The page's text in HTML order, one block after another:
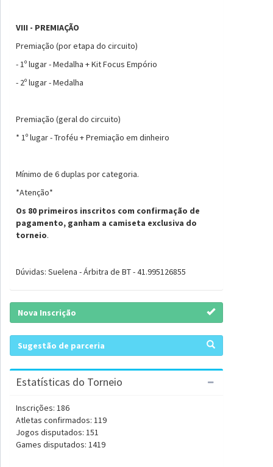
VIII - PREMIAÇÃO
Premiação (por etapa do circuito)
- 1º lugar - Medalha + Kit Focus Empório
- 2º lugar - Medalha
Premiação (geral do circuito)
* 1º lugar - Troféu + Premiação em dinheiro
Mínimo de 6 duplas por categoria.
*Atenção*
Os 80 primeiros inscritos com confirmação de
pagamento, ganham a camiseta exclusiva do
torneio.
Dúvidas: Suelena - Árbitra de BT - 41.995126855
Nova Inscrição
Sugestão de parceria
Estatísticas do Torneio
Inscrições: 186
Atletas confirmados: 119
Jogos disputados: 151
Games disputados: 1419